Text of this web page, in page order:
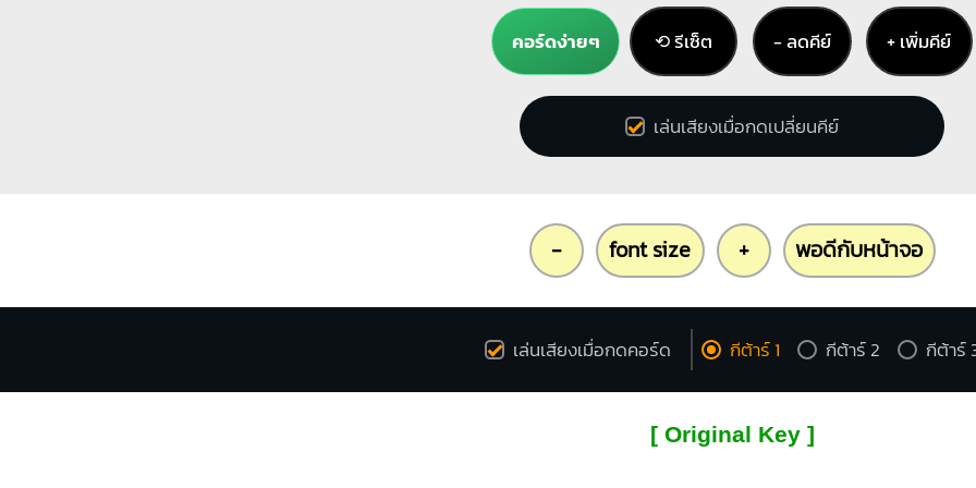
คอร์ดง่ายๆ ⟲ รีเซ็ต − ลดคีย์ + เพิ่มคีย์
เล่นเสียงเมื่อกดเปลี่ยนคีย์
- font size + พอดีกับหน้าจอ
เล่นเสียงเมื่อกดคอร์ด กีต้าร์ 1 กีต้าร์ 2 กีต้าร์
[ Original Key ]